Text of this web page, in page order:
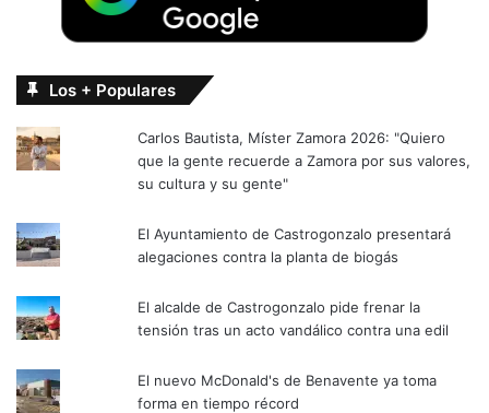
Los + Populares
Carlos Bautista, Míster Zamora 2026: "Quiero
que la gente recuerde a Zamora por sus valores,
su cultura y su gente"
El Ayuntamiento de Castrogonzalo presentará
alegaciones contra la planta de biogás
El alcalde de Castrogonzalo pide frenar la
tensión tras un acto vandálico contra una edil
El nuevo McDonald's de Benavente ya toma
forma en tiempo récord